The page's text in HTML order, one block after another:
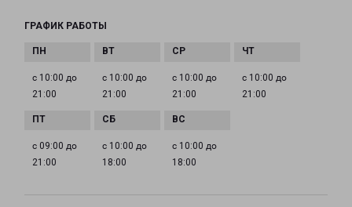
ГРАФИК РАБОТЫ
с 10:00 до
21:00
с 10:00 до
21:00
с 10:00 до
21:00
с 10:00 до
21:00
с 09:00 до
21:00
с 10:00 до
18:00
с 10:00 до
18:00